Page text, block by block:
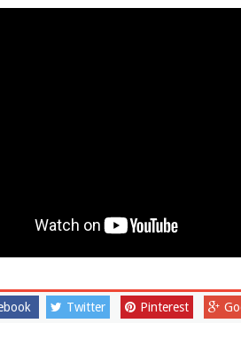
Twitter Pinterest